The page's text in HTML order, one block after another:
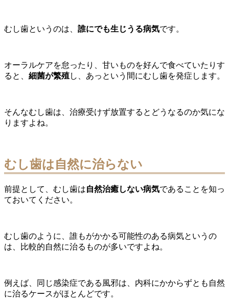
むし歯というのは、 誰にでも生じうる病気です。
オーラルケアを怠ったり、甘いものを好んで食べていたりす
ると、 細菌が繁殖し、あっという間にむし歯を発症します。
そんなむし歯は、治療受けず放置するとどうなるのか気にな
りますよね。
むし歯は自然に治らない
前提として、むし歯は自然治癒しない病気であることを知っ
ておいてください。
むし歯のように、誰もがかかる可能性のある病気というの
は、比較的自然に治るものが多いですよね。
例えば、同じ感染症である風邪は、内科にかからずとも自然
に治るケースがほとんどです。